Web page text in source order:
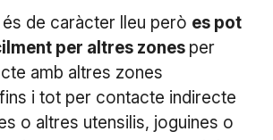
és de caràcter lleu però es pot
per altres zones per
amb altres zones
i tot per contacte indirecte
o altres utensilis, joguines o